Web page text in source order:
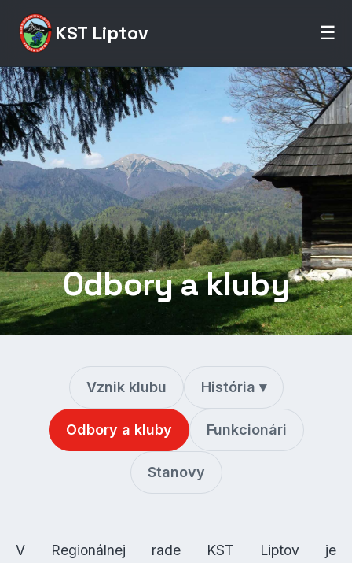
KST Liptov ☰
Odbory a kluby
Vznik klubu História ▾
Odbory a kluby Funkcionári
Stanovy
V Regionálnej rade KST Liptov je